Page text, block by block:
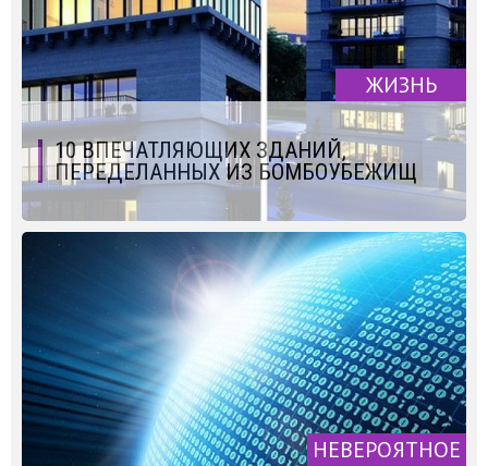
ЖИЗНЬ
10 ВПЕЧАТЛЯЮЩИХ ЗДАНИЙ,
ПЕРЕДЕЛАННЫХ ИЗ БОМБОУБЕЖИЩ
НЕВЕРОЯТНОЕ